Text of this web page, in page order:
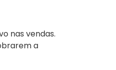
nas vendas.
a